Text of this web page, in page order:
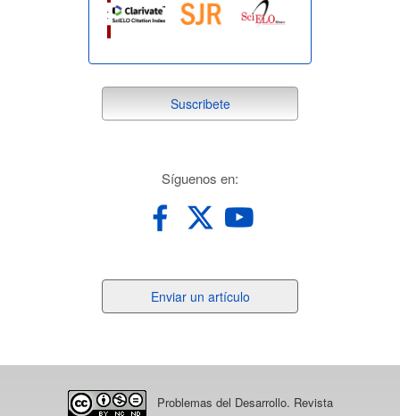
suscribete
Suscribete
Síguenos en:
un
Enviar un artículo
Problemas del Desarrollo. Revista